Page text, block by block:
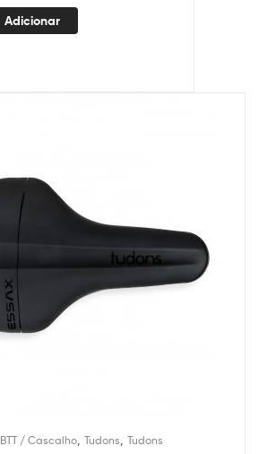
Adicionar
BTT / Cascalho Tudons Tudons